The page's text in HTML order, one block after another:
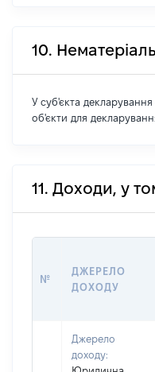
10.
У суб'єкта декларування
об'єкти для
11. Доходи, у
№
ДЖЕРЕЛО
ДОХОДУ
Джерело
доходу: